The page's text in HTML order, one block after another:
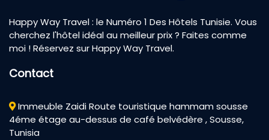
Happy Way Travel : le Numéro 1 Des Hôtels Tunisie. Vous
cherchez l'hôtel idéal au meilleur prix ? Faites comme
moi ! Réservez sur Happy Way Travel.
Contact
Immeuble Zaidi Route touristique hammam sousse
4éme étage au-dessus de café belvédère , Sousse,
Tunisia